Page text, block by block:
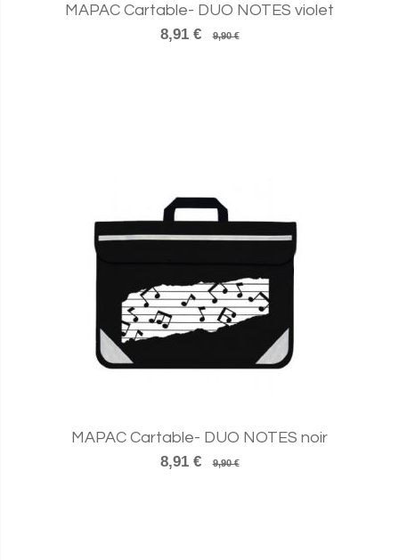
MAPAC Cartable- DUO NOTES violet
8,91 €
9,90 €
MAPAC Cartable- DUO NOTES noir
8,91 €
9,90 €